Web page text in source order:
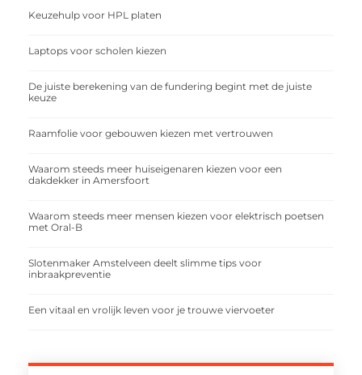
Keuzehulp voor HPL platen
Laptops voor scholen kiezen
De juiste berekening van de fundering begint met de juiste
keuze
Raamfolie voor gebouwen kiezen met vertrouwen
Waarom steeds meer huiseigenaren kiezen voor een
dakdekker in Amersfoort
Waarom steeds meer mensen kiezen voor elektrisch poetsen
met Oral-B
Slotenmaker Amstelveen deelt slimme tips voor
inbraakpreventie
Een vitaal en vrolijk leven voor je trouwe viervoeter